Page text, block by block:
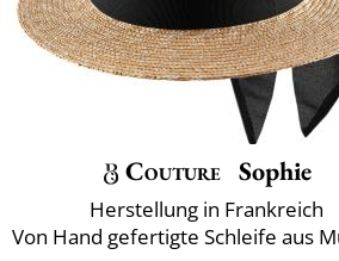
Couture Sophie
Herstellung in Frankreich
Von Hand gefertigte Schleife aus